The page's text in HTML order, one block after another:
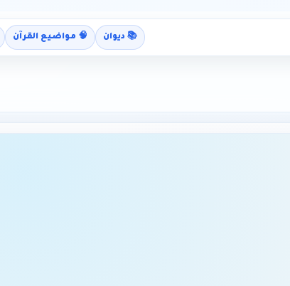
📚 ديوان 🧠 مواضيع القرآن